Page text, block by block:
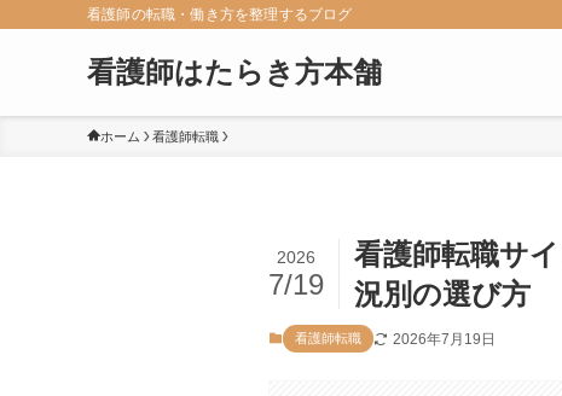
看護師の転職・働き方を整理するブログ
看護師はたらき方本舗
ホーム 看護師転職
看護師転職サ
況別の選び方
2026
7/19
看護師転職 2026年7月19日